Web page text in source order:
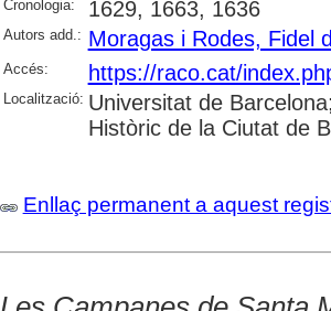
Cronologia: 1629, 1663, 1636
Autors add.: Moragas i Rodes, Fidel
Accés: https://raco.cat/
Localització: Universitat de
Històric de la Ciutat de
Enllaç permanent a aquest